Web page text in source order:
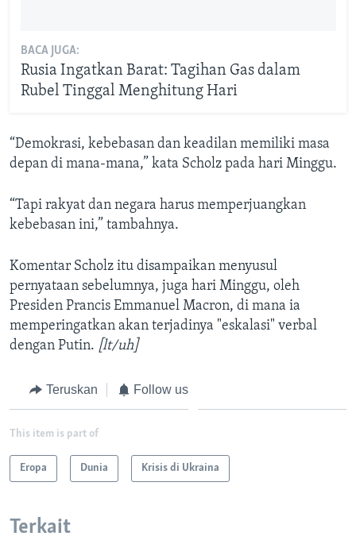
BACA JUGA:
Rusia Ingatkan Barat: Tagihan Gas dalam
Rubel Tinggal Menghitung Hari
“Demokrasi, kebebasan dan keadilan memiliki masa
depan di mana-mana,” kata Scholz pada hari Minggu.
“Tapi rakyat dan negara harus memperjuangkan
kebebasan ini,” tambahnya.
Komentar Scholz itu disampaikan menyusul
pernyataan sebelumnya, juga hari Minggu, oleh
Presiden Prancis Emmanuel Macron, di mana ia
memperingatkan akan terjadinya "eskalasi" verbal
dengan Putin. [lt/uh]
Teruskan Follow us
This item is part of
Eropa Dunia Krisis di Ukraina
Terkait